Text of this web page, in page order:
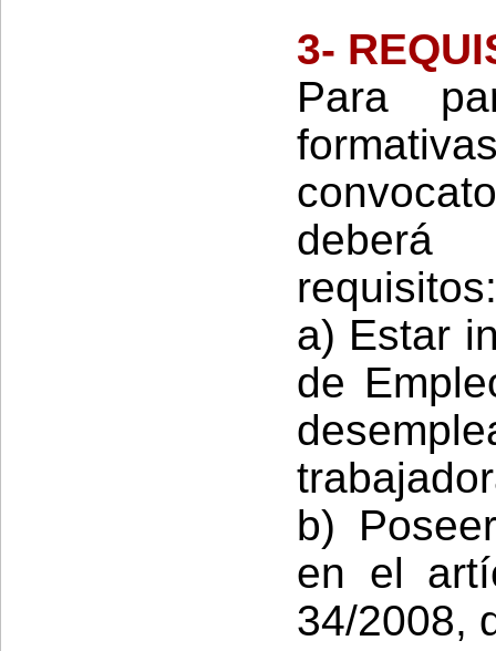
3-
Para
deberá
requisitos:
a) Estar
de
b)
en el
34/2008,